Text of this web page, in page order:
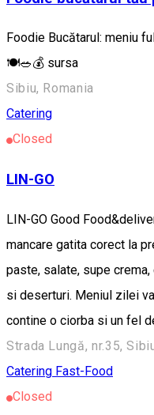
Foodie Bucătarul: meniu
🍽️🥗💰 sursa
Sibiu, Romania
Catering
Closed
LIN-GO
LIN-GO Good
mancare gatita corect la
paste, salate, supe
si deserturi. Meniul zilei
contine o ciorba si un fel
Strada Lungă, nr.35,
Catering Fast-Food
Closed